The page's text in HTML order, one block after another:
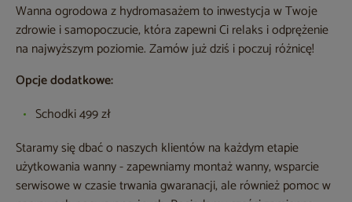
Wanna ogrodowa z hydromasażem to inwestycja w Twoje
zdrowie i samopoczucie, która zapewni Ci relaks i odprężenie
na najwyższym poziomie. Zamów już dziś i poczuj różnicę!
Opcje dodatkowe:
Schodki499 zł
Staramy się dbać o naszych klientów na każdym etapie
użytkowania wanny - zapewniamy montaż wanny, wsparcie
serwisowe w czasie trwania gwaranacji, ale również pomoc w